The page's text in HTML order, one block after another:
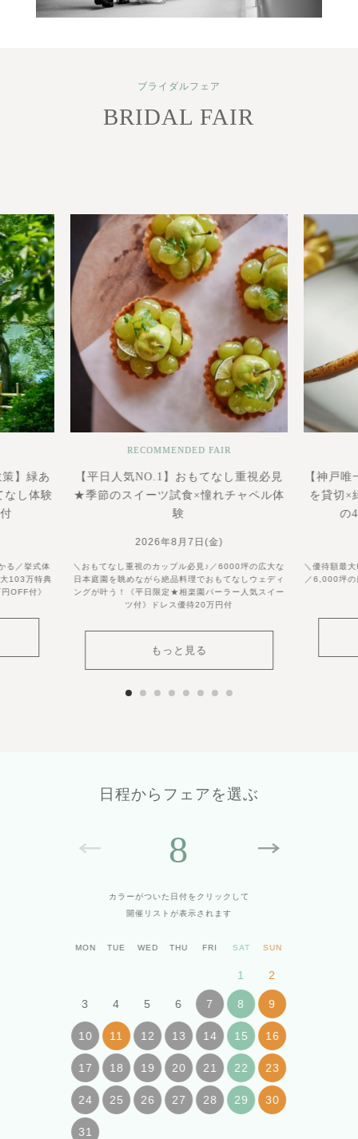
ブライダルフェア
BRIDAL FAIR
】緑あ
なし体験
る／挙式体
103万特典
OFF付》
RECOMMENDED FAIR
【平日人気NO.1】おもてなし重視必見
★季節のスイーツ試食×憧れチャペル体
験
2026年8月7日(金)
＼おもてなし重視のカップル必見♪／6000坪の広大な
日本庭園を眺めながら絶品料理でおもてなしウェディ
ングが叶う！《平日限定★相楽園パーラー人気スイー
ツ付》ドレス優待20万円付
もっと見る
【神戸
を貸切×
の
＼優待額最
／6,000坪の
日程からフェアを選ぶ
8
カラーがついた日付をクリックして
開催リストが表示されます
MON TUE WED THU FRI SAT SUN
1 2
3 4 5 6 7 8 9
10 11 12 13 14 15 16
17 18 19 20 21 22 23
24 25 26 27 28 29 30
31